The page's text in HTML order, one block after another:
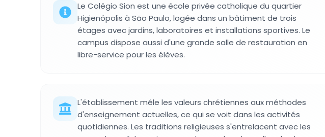
Le Colégio Sion est une école privée catholique du quartier
Higienópolis à São Paulo, logée dans un bâtiment de trois
étages avec jardins, laboratoires et installations sportives. Le
campus dispose aussi d'une grande salle de restauration en
libre-service pour les élèves.
L'établissement mêle les valeurs chrétiennes aux méthodes
d'enseignement actuelles, ce qui se voit dans les activités
quotidiennes. Les traditions religieuses s'entrelacent avec les